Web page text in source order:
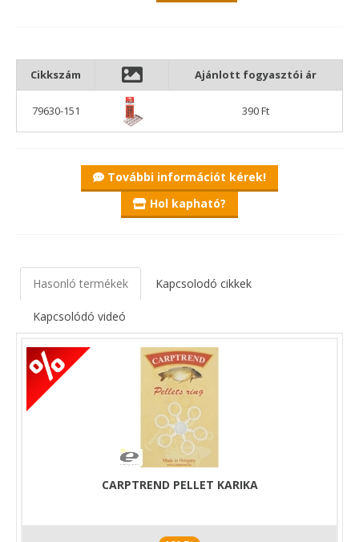
Előre fúrt, nagy lyukátmérővel rendelkező pelletek kivételével
szinte minden bojlinál és pelletnél eredményesen
alkalmazható.
Cikkszám Ajánlott fogyasztói ár
79630-151 390 Ft
További információt kérek!
Hol kapható?
Hasonló termékek Kapcsolodó cikkek
Kapcsolódó videó
CARPTREND PELLET KARIKA